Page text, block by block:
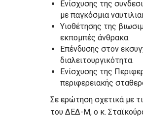
Ενίσχυσης της
με παγκόσμια
Υιοθέτησης της
εκπομπές άνθρακα.
Επένδυσης στον
διαλειτουργικότητα.
Ενίσχυσης της
περιφερειακής
Σε ερώτηση σχετικά με
του ΔΕΔ-Μ, ο κ.